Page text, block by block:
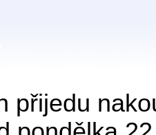
přijedu